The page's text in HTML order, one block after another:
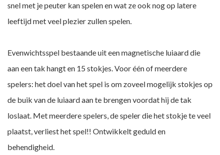
snel met je peuter kan spelen en wat ze ook nog op latere
leeftijd met veel plezier zullen spelen.
Evenwichtsspel bestaande uit een magnetische luiaard die
aan een tak hangt en 15 stokjes. Voor één of meerdere
spelers: het doel van het spel is om zoveel mogelijk stokjes op
de buik van de luiaard aan te brengen voordat hij de tak
loslaat. Met meerdere spelers, de speler die het stokje te veel
plaatst, verliest het spel!! Ontwikkelt geduld en
behendigheid.